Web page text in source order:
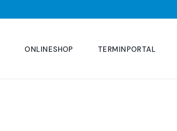
ONLINESHOP TERMINPORTAL